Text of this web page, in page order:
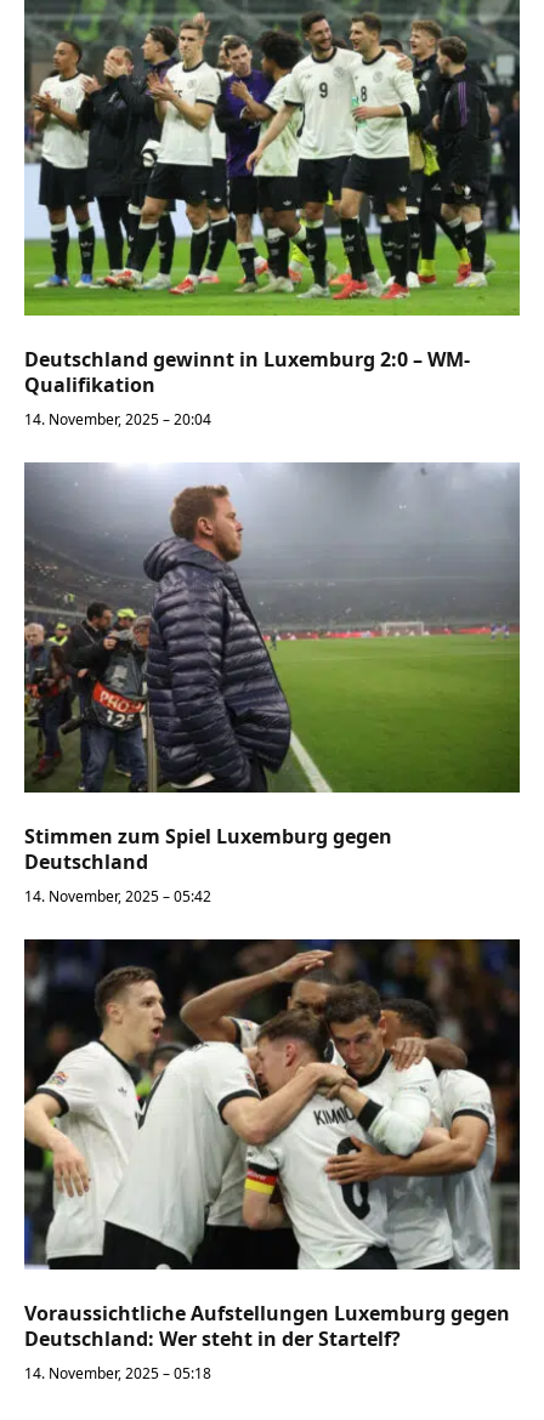
Deutschland gewinnt in Luxemburg 2:0 – WM-
Qualifikation
14. November, 2025 – 20:04
Stimmen zum Spiel Luxemburg gegen
Deutschland
14. November, 2025 – 05:42
Voraussichtliche Aufstellungen Luxemburg gegen
Deutschland: Wer steht in der Startelf?
14. November, 2025 – 05:18